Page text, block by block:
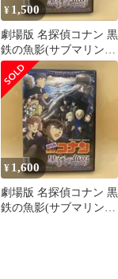
¥ 1,500
劇場版 名探偵コナン 黒
鉄の魚影(サブマリン)
DVD
¥ 1,600
劇場版 名探偵コナン 黒
鉄の魚影(サブマリン)